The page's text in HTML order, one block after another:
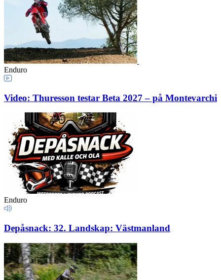
Enduro
Video: Thuresson testar Beta 2027 – på Montevarchi
Enduro
Depåsnack: 32. Landskap: Västmanland